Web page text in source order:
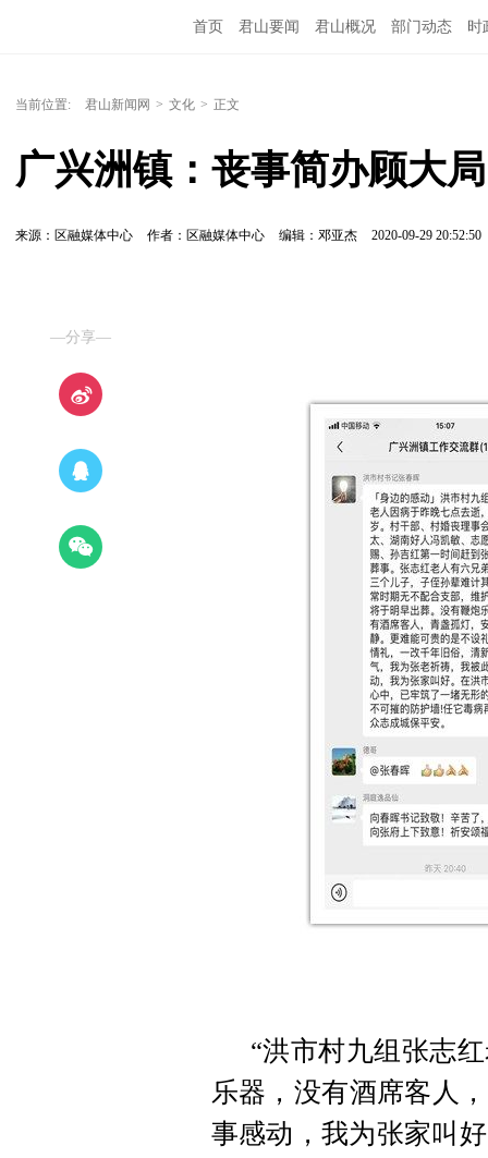
首页 君山要闻 君山概况 部门动态 时
当前位置: 君山新闻网 > 文化 > 正文
广兴洲镇：丧事简办顾大
来源：区融媒体中心 作者：区融媒体中心 编辑：邓亚杰 2020-09-29 20:52:50
—分享—
“洪市村九组张志
乐器，没有酒席客人
事感动，我为张家叫